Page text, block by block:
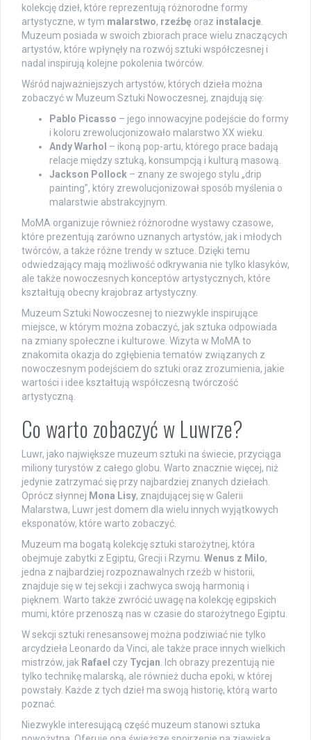
kolekcję dzieł, które reprezentują różnorodne formy
artystyczne, w tym malarstwo, rzeźbę oraz instalacje
Muzeum posiada w swoich zbiorach prace wielu znaczących
artystów, które wpłynęły na rozwój sztuki współczesnej i
nadal inspirują kolejne pokolenia twórców.
Wśród najważniejszych artystów, których dzieła można
zobaczyć w Muzeum Sztuki Nowoczesnej, znajdują się:
Pablo Picasso – jego innowacyjne podejście do formy
i koloru zrewolucjonizowało malarstwo XX wieku.
Andy Warhol – ikoną pop-artu, którego prace badają
relacje między sztuką, konsumpcją i kulturą masową.
Jackson Pollock – znany ze swojego stylu „drip
painting”, który zrewolucjonizował sposób myślenia o
malarstwie abstrakcyjnym.
MoMA organizuje również różnorodne wystawy czasowe,
które prezentują zarówno uznanych artystów, jak i młodych
twórców, a także różne trendy w sztuce. Dzięki temu
odwiedzający mają możliwość odkrywania nie tylko klasyków,
ale także nowoczesnych konceptów artystycznych, które
kształtują obecny krajobraz artystyczny.
Muzeum Sztuki Nowoczesnej to niezwykle inspirujące
miejsce, w którym można zobaczyć, jak sztuka odpowiada
na zmiany społeczne i kulturowe. Wizyta w MoMA to
znakomita okazja do zgłębienia tematów związanych z
nowoczesnym podejściem do sztuki oraz zrozumienia, jakie
wartości i idee kształtują współczesną twórczość
artystyczną.
Co warto zobaczyć w Luwrze?
Luwr, jako największe muzeum sztuki na świecie, przyciąga
miliony turystów z całego globu. Warto znacznie więcej, niż
jedynie zatrzymać się przy najbardziej znanych dziełach.
Oprócz słynnej Mona Lisy, znajdującej się w Galerii
Malarstwa, Luwr jest domem dla wielu innych wyjątkowych
eksponatów, które warto zobaczyć.
Muzeum ma bogatą kolekcję sztuki starożytnej, która
obejmuje zabytki z Egiptu, Grecji i Rzymu. Wenus z Milo,
jedna z najbardziej rozpoznawalnych rzeźb w historii,
znajduje się w tej sekcji i zachwyca swoją harmonią i
pięknem. Warto także zwrócić uwagę na kolekcję egipskich
mumi, które przenoszą nas w czasie do starożytnego Egiptu.
W sekcji sztuki renesansowej można podziwiać nie tylko
arcydzieła Leonardo da Vinci, ale także prace innych wielkich
mistrzów, jak Rafael czy Tycjan . Ich obrazy prezentują nie
tylko technikę malarską, ale również ducha epoki, w której
powstały. Każde z tych dzieł ma swoją historię, którą warto
poznać.
Niezwykle interesującą część muzeum stanowi sztuka